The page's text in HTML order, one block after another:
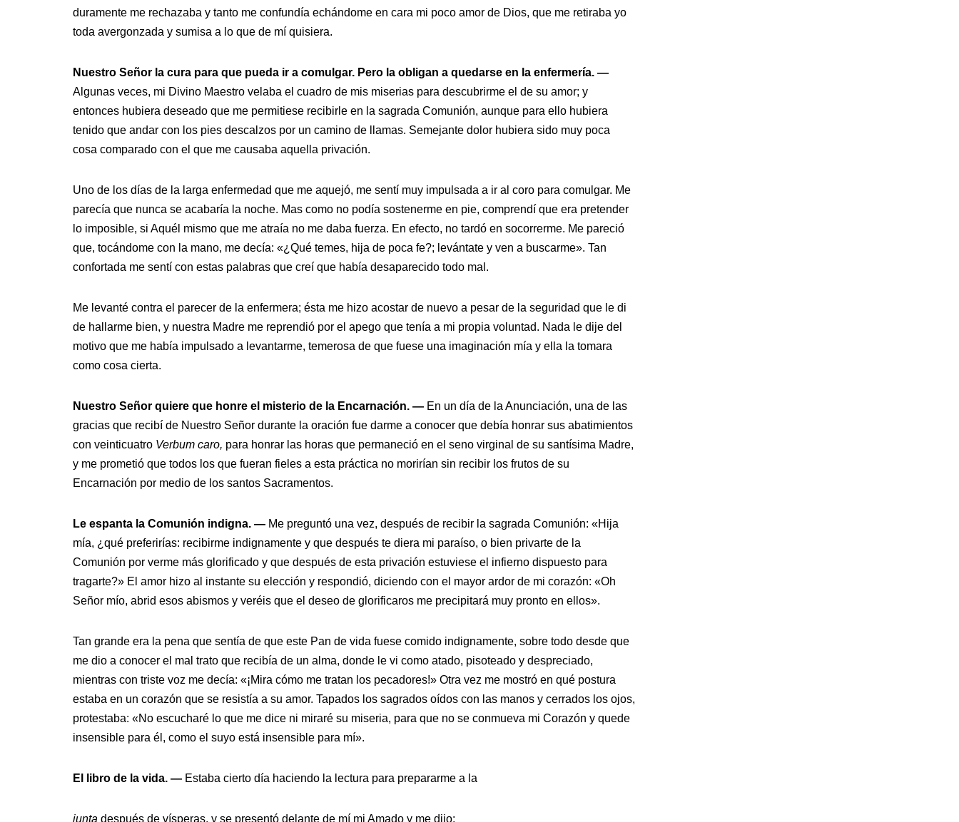
duramente me rechazaba y tanto me confundía echándome en cara mi poco amor de Dios, que me retiraba yo
toda avergonzada y sumisa a lo que de mí quisiera.
Nuestro Señor la cura para que pueda ir a comulgar. Pero la obligan a quedarse en la enfermería. —
Algunas veces, mi Divino Maestro velaba el cuadro de mis miserias para descubrirme el de su amor; y
entonces hubiera deseado que me permitiese recibirle en la sagrada Comunión, aunque para ello hubiera
tenido que andar con los pies descalzos por un camino de llamas. Semejante dolor hubiera sido muy poca
cosa comparado con el que me causaba aquella privación.
Uno de los días de la larga enfermedad que me aquejó, me sentí muy impulsada a ir al coro para comulgar. Me
parecía que nunca se acabaría la noche. Mas como no podía sostenerme en pie, comprendí que era pretender
lo imposible, si Aquél mismo que me atraía no me daba fuerza. En efecto, no tardó en socorrerme. Me pareció
que, tocándome con la mano, me decía: «¿Qué temes, hija de poca fe?; levántate y ven a buscarme». Tan
confortada me sentí con estas palabras que creí que había desaparecido todo mal.
Me levanté contra el parecer de la enfermera; ésta me hizo acostar de nuevo a pesar de la seguridad que le di
de hallarme bien, y nuestra Madre me reprendió por el apego que tenía a mi propia voluntad. Nada le dije del
motivo que me había impulsado a levantarme, temerosa de que fuese una imaginación mía y ella la tomara
como cosa cierta.
Nuestro Señor quiere que honre el misterio de la Encarnación. — En un día de la Anunciación, una de las
gracias que recibí de Nuestro Señor durante la oración fue darme a conocer que debía honrar sus abatimientos
con veinticuatro Verbum caro, para honrar las horas que permaneció en el seno virginal de su santísima Madre,
y me prometió que todos los que fueran fieles a esta práctica no morirían sin recibir los frutos de su
Encarnación por medio de los santos Sacramentos.
Le espanta la Comunión indigna. — Me preguntó una vez, después de recibir la sagrada Comunión: «Hija
mía, ¿qué preferirías: recibirme indignamente y que después te diera mi paraíso, o bien privarte de la
Comunión por verme más glorificado y que después de esta privación estuviese el infierno dispuesto para
tragarte?» El amor hizo al instante su elección y respondió, diciendo con el mayor ardor de mi corazón: «Oh
Señor mío, abrid esos abismos y veréis que el deseo de glorificaros me precipitará muy pronto en ellos».
Tan grande era la pena que sentía de que este Pan de vida fuese comido indignamente, sobre todo desde que
me dio a conocer el mal trato que recibía de un alma, donde le vi como atado, pisoteado y despreciado,
mientras con triste voz me decía: «¡Mira cómo me tratan los pecadores!» Otra vez me mostró en qué postura
estaba en un corazón que se resistía a su amor. Tapados los sagrados oídos con las manos y cerrados los ojos,
protestaba: «No escucharé lo que me dice ni miraré su miseria, para que no se conmueva mi Corazón y quede
insensible para él, como el suyo está insensible para mí».
El libro de la vida. — Estaba cierto día haciendo la lectura para prepararme a la
junta después de vísperas, y se presentó delante de mí mi Amado y me dijo: